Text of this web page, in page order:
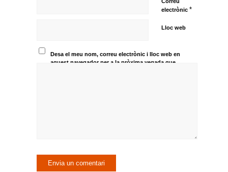
electrònic *
Lloc web
Desa el meu nom, correu electrònic i lloc web en
aquest navegador per a la pròxima vegada que